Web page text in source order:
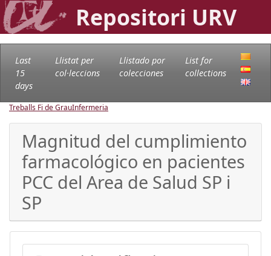
Repositori URV
Last
15
days
Llistat per
col·leccions
Llistado por
colecciones
List for
collections
Treballs Fi de GrauInfermeria
Magnitud del cumplimiento
farmacológico en pacientes
PCC del Area de Salud SP i
SP